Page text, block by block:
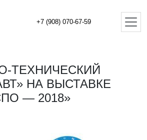
+7 (908) 070-67-59
ТЕХНИЧЕСКИЙ
НА ВЫСТАВКЕ
— 2018»